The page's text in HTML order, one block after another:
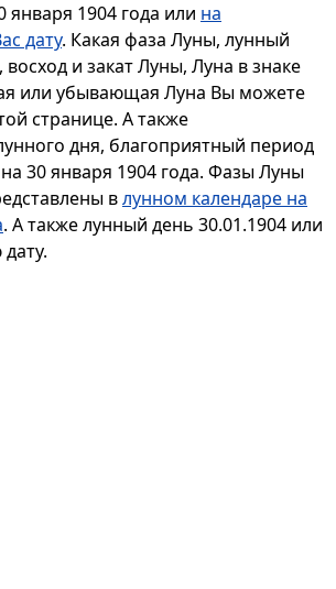
января 1904 года или на
дату. Какая фаза Луны, лунный
и закат Луны, Луна в знаке
или убывающая Луна Вы можете
странице. А также
дня, благоприятный период
30 января 1904 года. Фазы Луны
влунном календаре на
. А также лунный день 30.01.1904 или